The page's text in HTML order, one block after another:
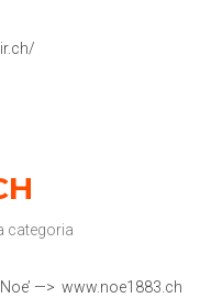
categoria
—> www.noe1883.ch